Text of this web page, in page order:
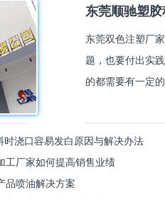
东莞顺驰塑
东莞双色注塑厂
题，也要付出实
的都需要有一定
时浇口容易发白原因与解决办法
工厂家如何提高销售业绩
品喷油解决方案